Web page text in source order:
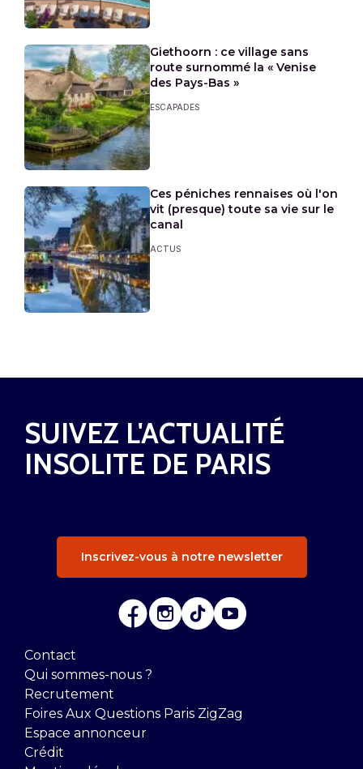
Giethoorn : ce village sans
route surnommé la « Venise
des Pays-Bas »
ESCAPADES
Ces péniches rennaises où l'on
vit (presque) toute sa vie sur le
canal
ACTUS
SUIVEZ L'ACTUALITÉ
INSOLITE DE PARIS
Inscrivez-vous à notre newsletter
Contact
Qui sommes-nous ?
Recrutement
Foires Aux Questions Paris ZigZag
Espace annonceur
Crédit